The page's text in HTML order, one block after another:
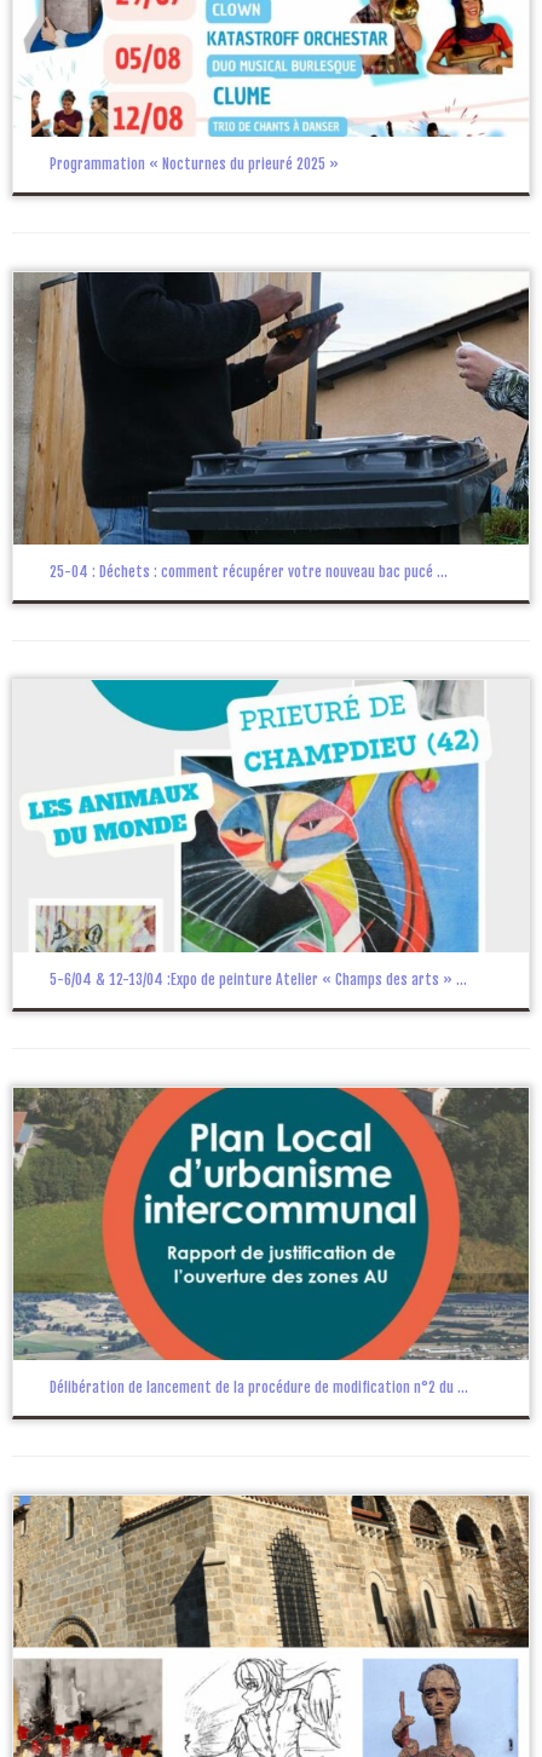
Programmation « Nocturnes du prieuré 2025 »
25-04 : Déchets : comment récupérer votre nouveau bac pucé ...
5-6/04 & 12-13/04 :Expo de peinture Atelier « Champs des arts » ...
Délibération de lancement de la procédure de modification n°2 du ...